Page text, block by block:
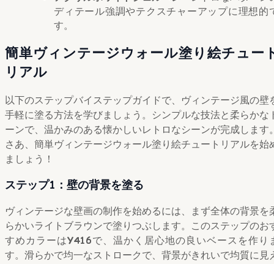
ディテール強調やテクスチャーアップに理想的
す。
簡単ヴィンテージウォール塗り絵チュー
リアル
以下のステップバイステップガイドで、ヴィンテージ風の壁
手軽に塗る方法を学びましょう。シンプルな技法と柔らかな
ーンで、温かみのある懐かしいレトロなシーンが完成します
さあ、簡単ヴィンテージウォール塗り絵チュートリアルを始
ましょう！
ステップ1：壁の背景を塗る
ヴィンテージな壁画の制作を始めるには、まず全体の背景を
らかいライトブラウンで塗りつぶします。このステップのお
すめカラーはY416で、温かく居心地の良いベースを作り
す。滑らかで均一なストロークで、背景がきれいで均質に見